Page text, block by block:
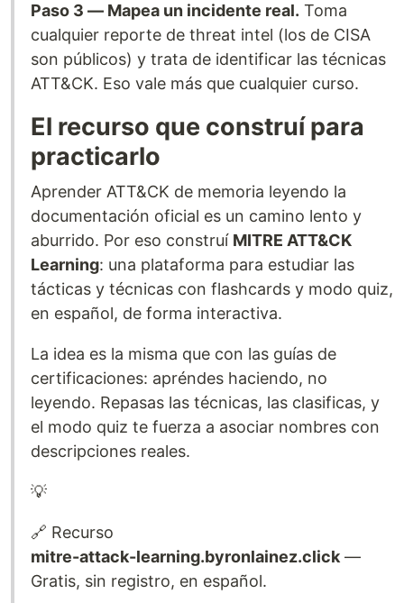
Paso 3 — Mapea un incidente real. Toma
cualquier reporte de threat intel (los de CISA
son públicos) y trata de identificar las técnicas
ATT&CK. Eso vale más que cualquier curso.
El recurso que construí para
practicarlo
Aprender ATT&CK de memoria leyendo la
documentación oficial es un camino lento y
aburrido. Por eso construí MITRE ATT&CK
Learning: una plataforma para estudiar las
tácticas y técnicas con flashcards y modo quiz,
en español, de forma interactiva.
La idea es la misma que con las guías de
certificaciones: apréndes haciendo, no
leyendo. Repasas las técnicas, las clasificas, y
el modo quiz te fuerza a asociar nombres con
descripciones reales.
💡
🔗 Recurso
mitre-attack-learning.byronlainez.click —
Gratis, sin registro, en español.